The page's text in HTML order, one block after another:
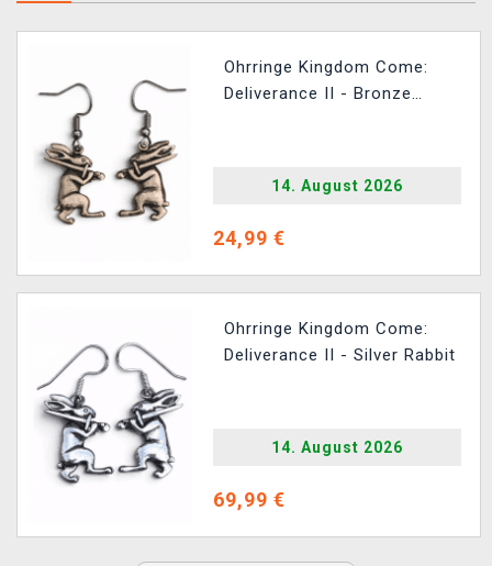
Ohrringe Kingdom Come:
Deliverance II - Bronze
14. August 2026
24,99 €
Ohrringe Kingdom Come:
Deliverance II - Silver Rabbit
14. August 2026
69,99 €